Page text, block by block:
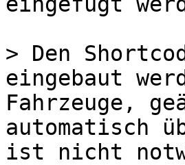
> Den
eingebaut
Fahrzeuge,
automatisch
ist nicht